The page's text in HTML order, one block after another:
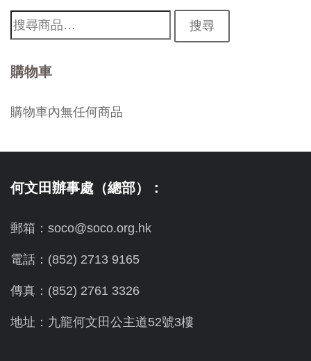
搜
搜尋
購物車
購物車內無任何商品
何文田辦事處（總部）：
郵箱：soco@soco.org.hk
電話：(852) 2713 9165
傳真：(852) 2761 3326
地址：九龍何文田公主道52號3樓